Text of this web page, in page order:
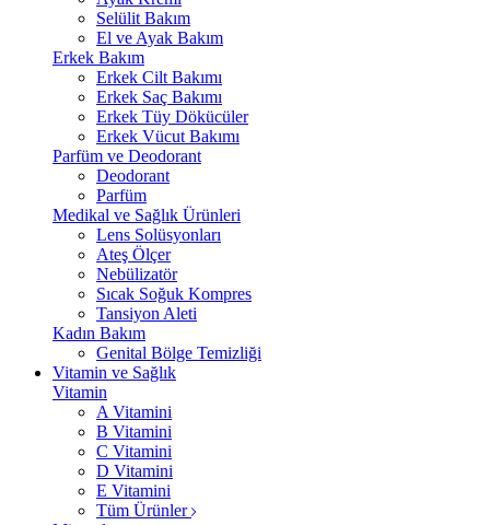
Selülit Bakım
El ve Ayak Bakım
Erkek Bakım
Erkek Cilt Bakımı
Erkek Saç Bakımı
Erkek Tüy Dökücüler
Erkek Vücut Bakımı
Parfüm ve Deodorant
Deodorant
Parfüm
Medikal ve Sağlık Ürünleri
Lens Solüsyonları
Ateş Ölçer
Nebülizatör
Sıcak Soğuk Kompres
Tansiyon Aleti
Kadın Bakım
Genital Bölge Temizliği
Vitamin ve Sağlık
Vitamin
A Vitamini
B Vitamini
C Vitamini
D Vitamini
E Vitamini
Tüm Ürünler